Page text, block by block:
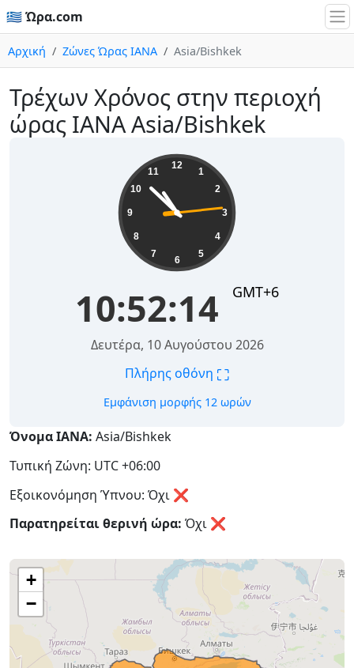
🇬🇷 Ώρα.com
Αρχική Ζώνες Ώρας IANA Asia/Bishkek
Τρέχων Χρόνος στην περιοχή
ώρας IANA Asia/Bishkek
12
1
2
3
4
5
6
7
8
9
10
11
10:52:14 GMT+6
Δευτέρα, 10 Αυγούστου 2026
Πλήρης οθόνη ⛶
Εμφάνιση μορφής 12 ωρών
Όνομα IANA: Asia/Bishkek
Τυπική Ζώνη: UTC +06:00
Εξοικονόμηση Ύπνου: Όχι ❌
Παρατηρείται θερινή ώρα: Όχι ❌
+
−